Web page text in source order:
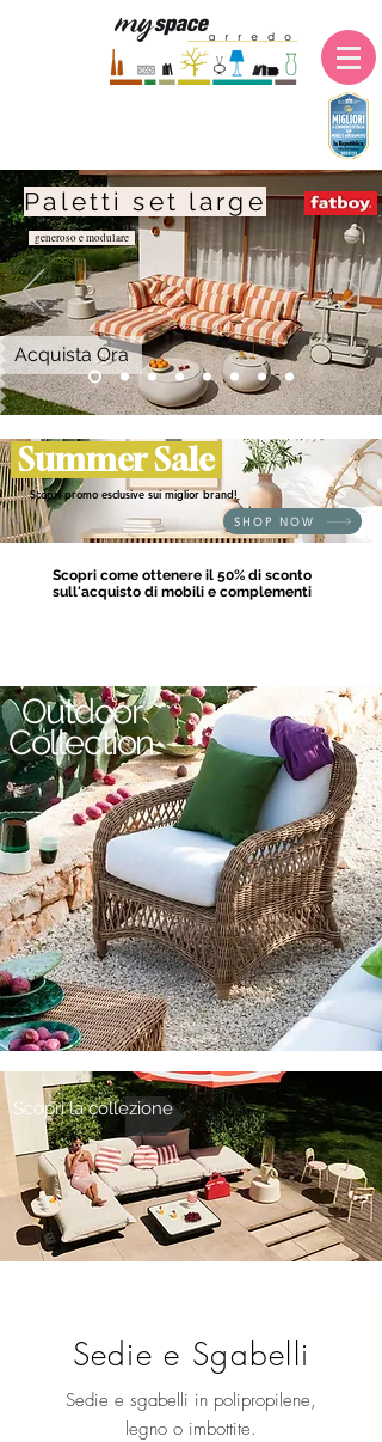
Paletti set large
generoso e modulare
Acquista Ora
Scopri promo esclusive sui miglior brand!
Summer Sale
SHOP NOW
Scopri come ottenere il 50% di sconto
sull'acquisto di mobili e complementi
Outdoor
Collection
Scopri la collezione
Sedie e Sgabelli
Sedie e sgabelli in polipropilene,
legno o imbottite.